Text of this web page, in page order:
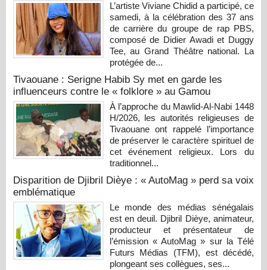
L’artiste Viviane Chidid a participé, ce
samedi, à la célébration des 37 ans
de carrière du groupe de rap PBS,
composé de Didier Awadi et Duggy
Tee, au Grand Théâtre national. La
protégée de...
Tivaouane : Serigne Habib Sy met en garde les
influenceurs contre le « folklore » au Gamou
À l’approche du Mawlid-Al-Nabi 1448
H/2026, les autorités religieuses de
Tivaouane ont rappelé l’importance
de préserver le caractère spirituel de
cet événement religieux. Lors du
traditionnel...
Disparition de Djibril Dièye : « AutoMag » perd sa voix
emblématique
Le monde des médias sénégalais
est en deuil. Djibril Dièye, animateur,
producteur et présentateur de
l’émission « AutoMag » sur la Télé
Futurs Médias (TFM), est décédé,
plongeant ses collègues, ses...